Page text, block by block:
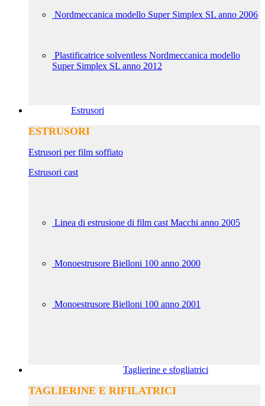
Nordmeccanica modello Super Simplex SL anno 2006
Plastificatrice solventless Nordmeccanica modello
Super Simplex SL anno 2012
Estrusori
ESTRUSORI
Estrusori per film soffiato
Estrusori cast
Linea di estrusione di film cast Macchi anno 2005
Monoestrusore Bielloni 100 anno 2000
Monoestrusore Bielloni 100 anno 2001
Taglierine e sfogliatrici
TAGLIERINE E RIFILATRICI